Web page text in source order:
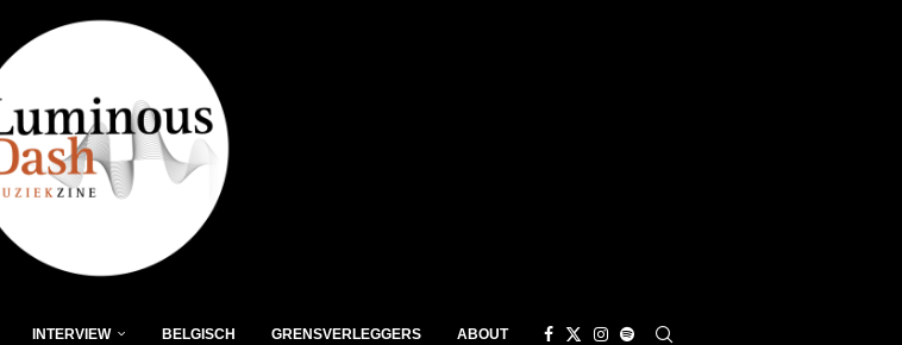
INTERVIEW BELGISCH GRENSVERLEGGERS ABOUT